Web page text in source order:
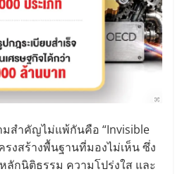
มสำคัญไม่แพ้กันคือ “Invisible
งสร้างพื้นฐานที่มองไม่เห็น ซึ่ง
กนิติธรรม ความโปร่งใส และ